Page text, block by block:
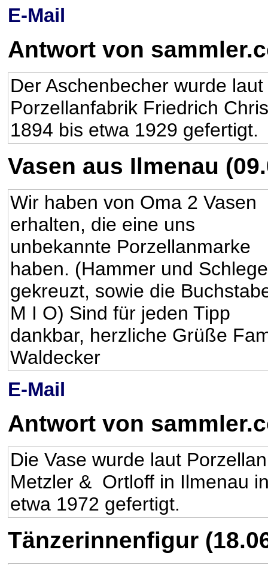
E-Mail
Antwort von
Der Aschenbecher wurde
Porzellanfabrik Friedrich
1894 bis etwa 1929 gefertigt.
Vasen aus Ilmenau
Wir haben von Oma 2 Vasen
erhalten, die eine uns
unbekannte Porzellanmarke
haben. (Hammer und
gekreuzt, sowie die
M I O) Sind für jeden Tipp
dankbar, herzliche Grüße
Waldecker
E-Mail
Antwort von
Die Vase wurde laut
Metzler & Ortloff in Ilmenau
etwa 1972 gefertigt.
Tänzerinnenfigur